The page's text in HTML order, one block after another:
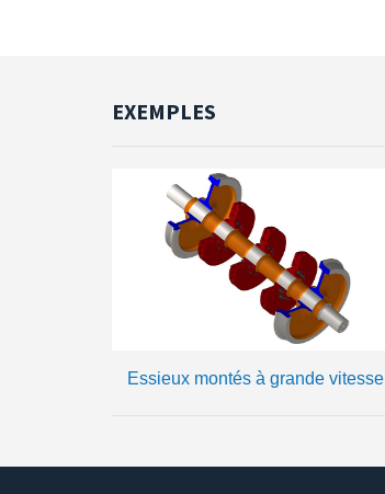
EXEMPLES
Essieux montés à grande vitesse